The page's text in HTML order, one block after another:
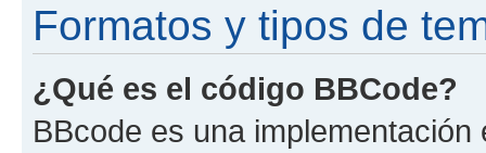
Formatos y tipos de
¿Qué es el código BBCode?
BBcode es una